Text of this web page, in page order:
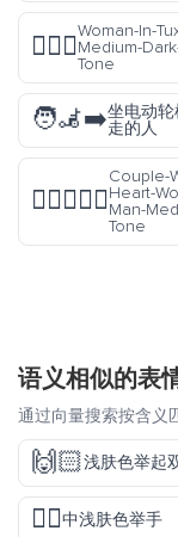
🤵🏾‍♀️
Woman-In-
Medium-
Tone
🧑‍🦼‍➡️坐电动
走的人
👩🏽‍❤️‍👨🏽
Couple-
Heart-
Man-
Tone
语义相似的表
通过向量搜索按含义
🙌🏻浅肤色举起
✋🏼中浅肤色举手